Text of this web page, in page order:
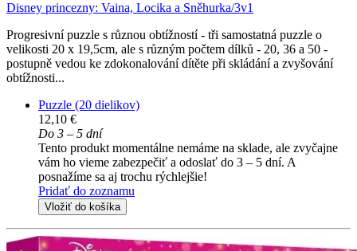
Disney princezny: Vaina, Locika a Sněhurka/3v1
Progresivní puzzle s různou obtížností - tři samostatná puzzle o
velikosti 20 x 19,5cm, ale s různým počtem dílků - 20, 36 a 50 -
postupně vedou ke zdokonalování dítěte při skládání a zvyšování
obtížnosti...
Puzzle (20 dielikov)
12,10 €
Do 3 – 5 dní
Tento produkt momentálne nemáme na sklade, ale zvyčajne
vám ho vieme zabezpečiť a odoslať do 3 – 5 dní. A
posnažíme sa aj trochu rýchlejšie!
Pridať do zoznamu
Vložiť do košíka